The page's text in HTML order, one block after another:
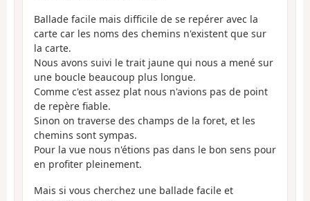
Ballade facile mais difficile de se repérer avec la
carte car les noms des chemins n'existent que sur
la carte.
Nous avons suivi le trait jaune qui nous a mené sur
une boucle beaucoup plus longue.
Comme c'est assez plat nous n'avions pas de point
de repère fiable.
Sinon on traverse des champs de la foret, et les
chemins sont sympas.
Pour la vue nous n'étions pas dans le bon sens pour
en profiter pleinement.
Mais si vous cherchez une ballade facile et